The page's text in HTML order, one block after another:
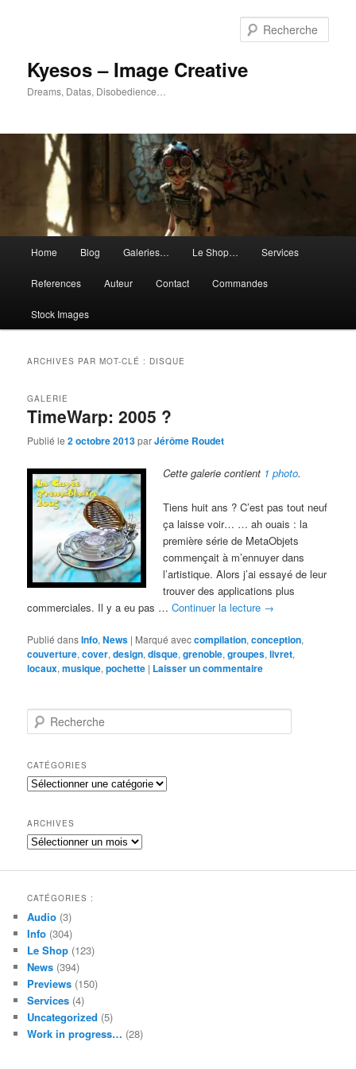
Kyesos – Image Creative
Dreams, Datas, Disobedience…
principal
Home Blog Galeries… Le Shop… Services
References Auteur Contact Commandes
Stock Images
ARCHIVES PAR MOT-CLÉ : DISQUE
TimeWarp: 2005 ?
GALERIE
Publié le2 octobre 2013parJérôme Roudet
Cette galerie contient 1 photo.
Tiens huit ans ? C’est pas tout neuf
ça laisse voir… … ah ouais : la
première série de MetaObjets
commençait à m’ennuyer dans
l’artistique. Alors j’ai essayé de leur
trouver des applications plus
commerciales. Il y a eu pas …Continuer la lecture →
Publié dansInfo,News | Marqué aveccompilation,conception,
couverture,cover,design,disque,grenoble,groupes,livret,
locaux,musique,pochette | Laisser un commentaire
e
h
e
r
h
e
CATÉGORIES
Catégories
ARCHIVES
Archives
CATÉGORIES :
Audio (3)
Info (304)
Le Shop (123)
News (394)
Previews (150)
Services (4)
Uncategorized (5)
Work in progress… (28)